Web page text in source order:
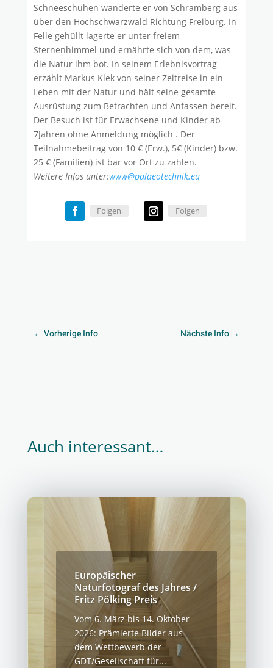
Schneeschuhen wanderte er von Schramberg aus
über den Hochschwarzwald Richtung Freiburg. In
Felle gehüllt lagerte er unter freiem
Sternenhimmel und ernährte sich von dem, was
die Natur ihm bot. In seinem Erlebnisvortrag
erzählt Markus Klek von seiner Zeitreise in ein
Leben mit der Natur und hält seine gesamte
Ausrüstung zum Betrachten und Anfassen bereit.
Der Besuch ist für Erwachsene und Kinder ab
7Jahren ohne Anmeldung möglich . Der
Teilnahmebeitrag von 10 € (Erw.), 5€ (Kinder) bzw.
25 € (Familien) ist bar vor Ort zu zahlen.
Weitere Infos unter:www@palaeotechnik.eu
Folgen Folgen
← Vorherige Info Nächste Info →
Auch interessant…
Europäischer
Naturfotograf des Jahres /
Fritz Pölking Preis
Vom 6. März bis 14. Oktober
2026: Prämierte Bilder aus
dem Wettbewerb der
GDT/Gesellschaft für...